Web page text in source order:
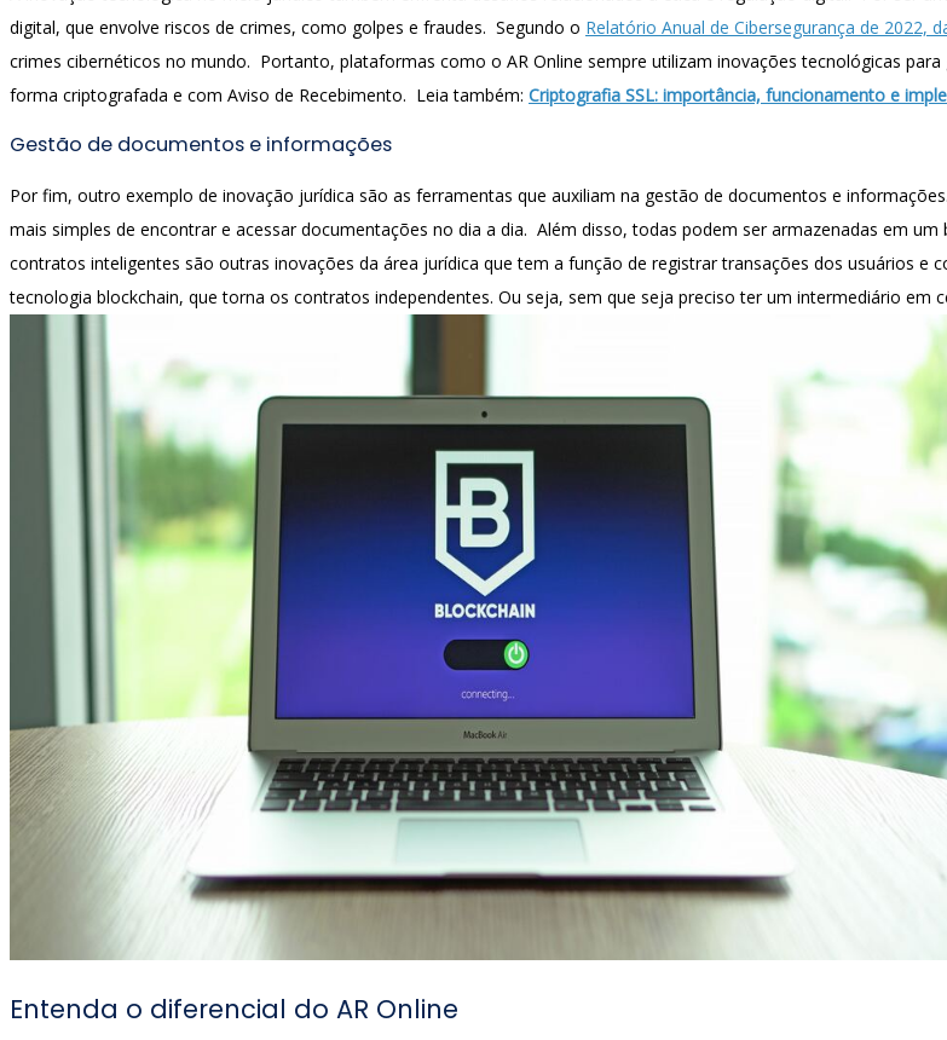
digital, que envolve riscos de crimes, como golpes e fraudes. Segundo o Relatório Anual de Cibersegurança de 2022,
crimes cibernéticos no mundo. Portanto, plataformas como o AR Online sempre utilizam inovações tecnológicas
forma criptografada e com Aviso de Recebimento. Leia também: Criptografia SSL: importância, funcionamento e
Gestão de documentos e informações
Por fim, outro exemplo de inovação jurídica são as ferramentas que auxiliam na gestão de documentos e
mais simples de encontrar e acessar documentações no dia a dia. Além disso, todas podem ser armazenadas em
contratos inteligentes são outras inovações da área jurídica que tem a função de registrar transações dos usuários
tecnologia blockchain, que torna os contratos independentes. Ou seja, sem que seja preciso ter um intermediário em
Entenda o diferencial do AR Online